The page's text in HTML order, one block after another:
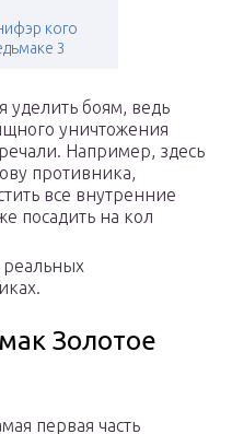
кого
3
уделить боям, ведь
уничтожения
Например, здесь
противника,
все внутренние
посадить на кол
реальных
Золотое
первая часть